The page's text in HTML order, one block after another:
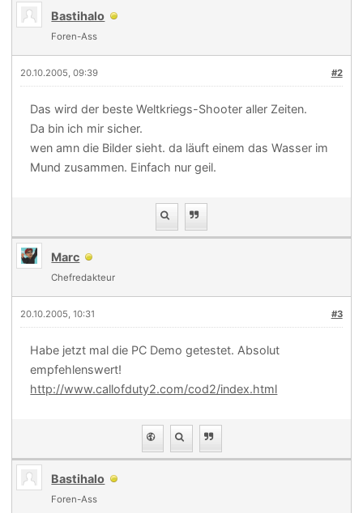
Bastihalo
Foren-Ass
#2
20.10.2005, 09:39
Das wird der beste Weltkriegs-Shooter aller Zeiten.
Da bin ich mir sicher.
wen amn die Bilder sieht. da läuft einem das Wasser im
Mund zusammen. Einfach nur geil.
Marc
Chefredakteur
#3
20.10.2005, 10:31
Habe jetzt mal die PC Demo getestet. Absolut
empfehlenswert!
http://www.callofduty2.com/cod2/index.html
Bastihalo
Foren-Ass